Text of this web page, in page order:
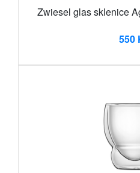
Zwiesel glas sklenice
550